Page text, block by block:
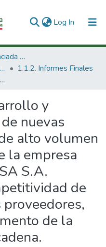
Log In (current)
1. Investigación Financiada con Recursos Públicos
1.1 Productos de investigación
1.1.2. Informes Finales
Desarrollo y producción local de nuevas piezas plásticas de alto volumen para vehículos de la empresa RENAULT-SOFASA S.A. buscando la competitividad de la empresa y sus proveedores, así como el incremento de la integración a la cadena.
y
nuevas
alto volumen
la empresa
S.A.
de
de la